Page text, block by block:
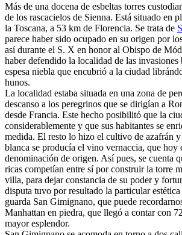
Más de una docena de esbeltas torres
de los rascacielos de Sienna. Está situado en
la Toscana, a 53 km de Florencia. Se trata de
parece haber sido ocupado en su origen por
así durante el S. X en honor al Obispo de
haber defendido la localidad de las invasiones
espesa niebla que encubrió a la ciudad
hunos.
La localidad estaba situada en una zona de
descanso a los peregrinos que se dirigían a
desde Francia. Este hecho posibilitó que la
considerablemente y que sus habitantes se
medida. El resto lo hizo el cultivo de azafrán
blanca se producía el vino vernaccia, que hoy
denominación de origen. Así pues, se cuenta
ricas competían entre sí por construir la torre
villa, para dejar constancia de su poder y
disputa tuvo por resultado la particular
guarda San Gimignano, que puede
Manhattan en piedra, que llegó a contar con
mayor esplendor.